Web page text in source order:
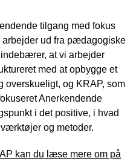
tilgang med fokus
ud fra pædagogiske
at vi arbejder
med at opbygge et
overskueligt, og KRAP, som
Anerkendende
i det positive, i hvad
og metoder.
kan du læse mere om på